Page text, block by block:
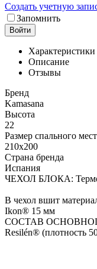
Создать учетную
Запомнить
Войти
Характеристики
Описание
Отзывы
Бренд
Kamasana
Высота
22
Размер спального
210x200
Страна бренда
Испания
ЧЕХОЛ БЛОКА:
В чехол вшит
Ikon® 15 мм
СОСТАВ
Resilén® (плотность